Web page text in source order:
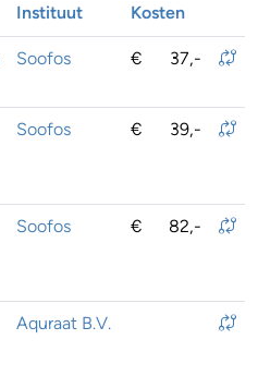
Instituut Kosten
Soofos € 37,-
Soofos € 39,-
Soofos € 82,-
Aquraat B.V.